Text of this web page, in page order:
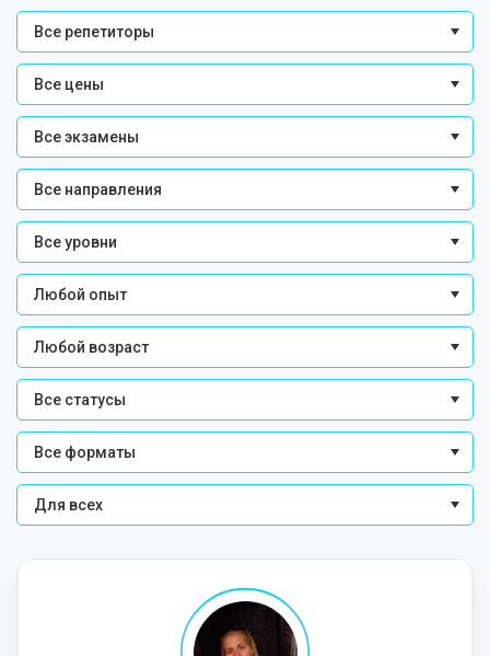
Все репетиторы
Все цены
Все экзамены
Все направления
Все уровни
Любой опыт
Любой возраст
Все статусы
Все форматы
Для всех